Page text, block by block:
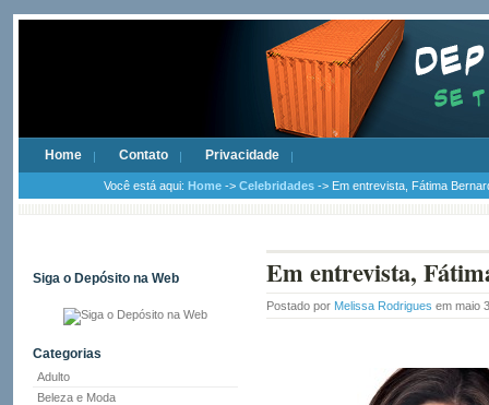
Home Contato Privacidade
Você está aqui: Home -> Celebridades -> Em entrevista, Fátima
Siga o Depósito na Web
Categorias
Adulto
Beleza e Moda
Em entrevista,
Postado por Melissa Rodrigues em maio